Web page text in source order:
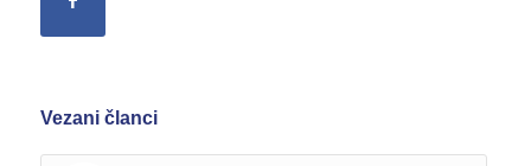
Vezani članci